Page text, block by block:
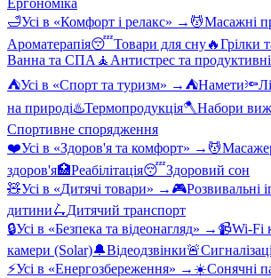
Ергономіка
🛁Усі в «Комфорт і релакс» → 💆Масажні
Ароматерапія😴Товари для сну🔥Грілки
Ванна та СПА 🧘 Антистрес та
⛺Усі в «Спорт та туризм» → ⛺Намети🔦
на природі♨️Термопродукція🪓Набори
Спортивне спорядження
❤️Усі в «Здоров'я та комфорт» → 💆
здоров'я🏥Реабілітація😴Здоровий сон
🧸Усі в «Дитячі товари» → 🎮Розвивальні
дитини🛴Дитячий транспорт
🔒Усі в «Безпека та відеонагляд» → 📹Wi-Fi
камери (Solar)🔔Відеодзвінки🚨
⚡Усі в «Енергозбереження» → ☀️Сонячні